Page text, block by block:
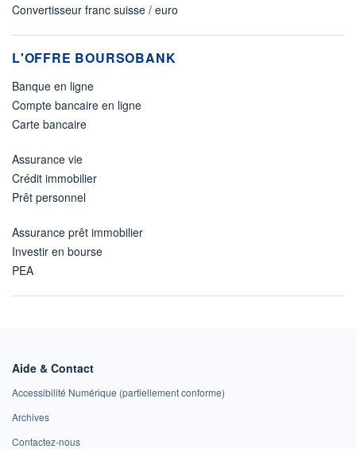
Convertisseur franc suisse / euro
L'OFFRE BOURSOBANK
Banque en ligne
Compte bancaire en ligne
Carte bancaire
Assurance vie
Crédit immobilier
Prêt personnel
Assurance prêt immobilier
Investir en bourse
PEA
Aide & Contact
Accessibilité Numérique (partiellement conforme)
Archives
Contactez-nous